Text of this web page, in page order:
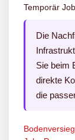
Temporär
Die
Sie beim
direkte
die